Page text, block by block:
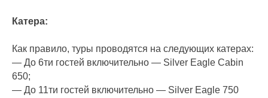
Катера:
Как правило, туры проводятся на следующих катерах:
— До 6ти гостей включительно — Silver Eagle Cabin
650;
— До 11ти гостей включительно — Silver Eagle 750